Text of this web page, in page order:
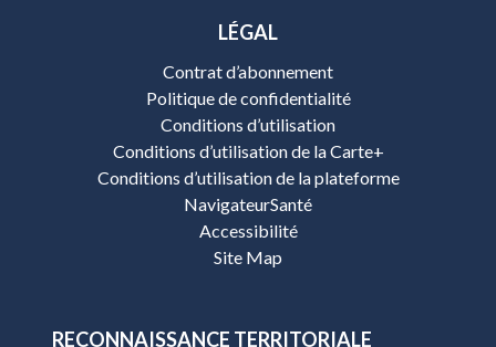
LÉGAL
Contrat d’abonnement
Politique de confidentialité
Conditions d’utilisation
Conditions d’utilisation de la Carte+
Conditions d’utilisation de la plateforme
NavigateurSanté
Accessibilité
Site Map
RECONNAISSANCE TERRITORIALE